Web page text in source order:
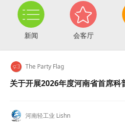

新闻

会客厅
The Party Flag
关于开展2026年度河南省首席科
河南轻工业 Lishn